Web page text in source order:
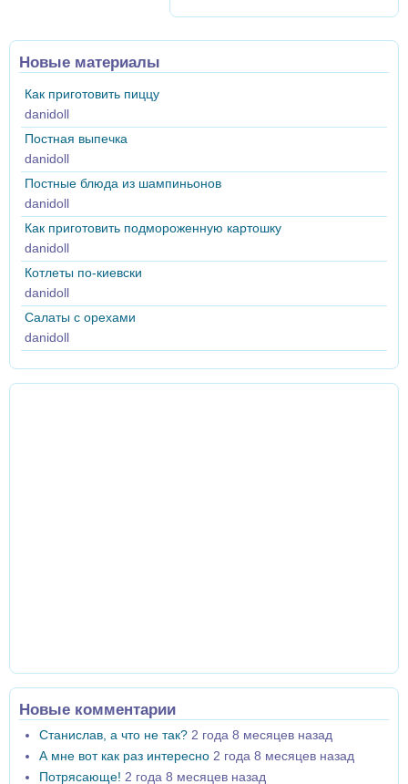
Новые материалы
Как приготовить пиццу
danidoll
Постная выпечка
danidoll
Постные блюда из шампиньонов
danidoll
Как приготовить подмороженную картошку
danidoll
Котлеты по-киевски
danidoll
Салаты с орехами
danidoll
Новые комментарии
Станислав, а что не так? 2 года 8 месяцев назад
А мне вот как раз интересно 2 года 8 месяцев назад
Потрясающе! 2 года 8 месяцев назад